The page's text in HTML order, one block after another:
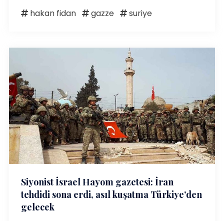
hakan fidan
gazze suriye
Siyonist İsrael Hayom gazetesi: İran
tehdidi sona erdi, asıl kuşatma Türkiye’den
gelecek